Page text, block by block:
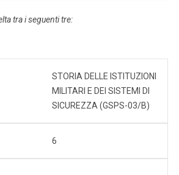
tra i seguenti tre:
STORIA DELLE ISTITUZIONI
MILITARI E DEI SISTEMI DI
SICUREZZA (GSPS-03/B)
6